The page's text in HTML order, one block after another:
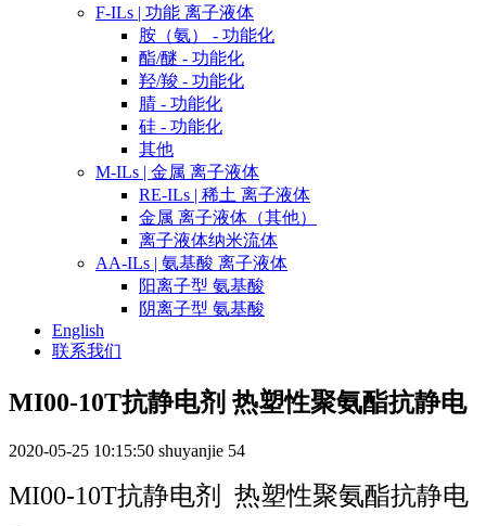
F-ILs | 功能 离子液体
胺（氨） - 功能化
酯/醚 - 功能化
羟/羧 - 功能化
腈 - 功能化
硅 - 功能化
其他
M-ILs | 金属 离子液体
RE-ILs | 稀土 离子液体
金属 离子液体（其他）
离子液体纳米流体
AA-ILs | 氨基酸 离子液体
阳离子型 氨基酸
阴离子型 氨基酸
English
联系我们
MI00-10T抗静电剂 热塑性聚氨酯抗静电
2020-05-25 10:15:50 shuyanjie 54
MI00-10T抗静电剂 热塑性聚氨酯抗静电